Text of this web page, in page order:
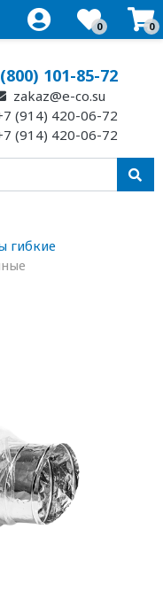
0 0
101-85-72
zakaz@e-co.su
(914) 420-06-72
(914) 420-06-72
гибкие